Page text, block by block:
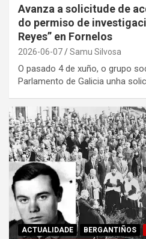
Avanza a solicitude de
do permiso de
Reyes” en Fornelos
2026-06-07 Samu Silvosa
O pasado 4 de xuño, o grupo
Parlamento de Galicia unha
ACTUALIDADE BERGANTIÑOS